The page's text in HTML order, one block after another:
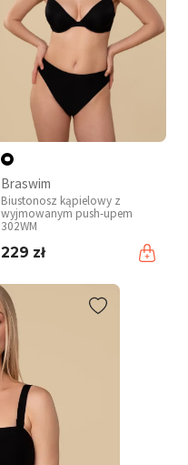
Braswim
Biustonosz kąpielowy z
wyjmowanym push-upem
302WM
229 zł